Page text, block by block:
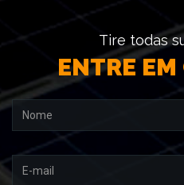
Tire todas
ENTRE
Nome